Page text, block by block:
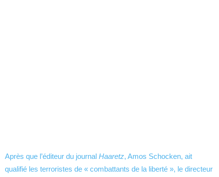
Après que l’éditeur du journal Haaretz, Amos Schocken, ait
qualifié les terroristes de « combattants de la liberté », le directeur